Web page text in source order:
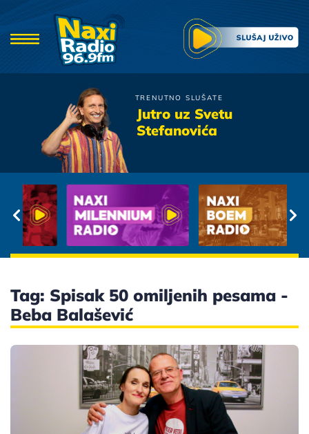
TRENUTNO SLUŠATE
Jutro uz Svetu
Stefanovića
Kiki Lesendric i Piloti
Tag: Spisak 50 omiljenih pesama -
Beba Balašević